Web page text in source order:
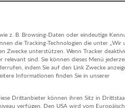
5 km
z. B. Browsing-Daten oder eindeutige
die Tracking-Technologien die unter „Wir
Zwecke unterstützen. Wenn Tracker
relevant sind. Sie können dieses Menü
indem Sie auf den Link Zwecke
Informationen finden Sie in unserer
Drittanbieter können ihren Sitz in
verfügen. Den USA wird vom